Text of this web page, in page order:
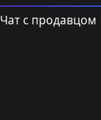
Чат с продавцом